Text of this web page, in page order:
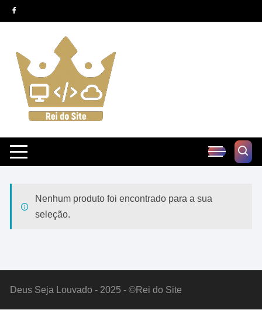
Pular
para
conteúdo
Nenhum produto foi encontrado para a sua
seleção.
Deus Seja Louvado - 2025 - ©Rei do Site